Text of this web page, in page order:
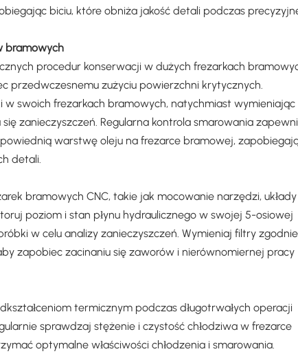
biciu, które obniża jakość detali podczas
bramowych
procedur konserwacji w dużych frezarkach
przedwczesnemu zużyciu powierzchni krytycznych.
w swoich frezarkach bramowych, natychmiast wymieniając
zanieczyszczeń. Regularna kontrola smarowania
warstwę oleju na frezarce bramowej,
detali.
bramowych CNC, takie jak mocowanie narzędzi, układy
poziom i stan płynu hydraulicznego w swojej 5-osiowej
w celu analizy zanieczyszczeń. Wymieniaj filtry
zapobiec zacinaniu się zaworów i nierównomiernej pracy
termicznym podczas długotrwałych operacji
sprawdzaj stężenie i czystość chłodziwa w frezarce
optymalne właściwości chłodzenia i smarowania.